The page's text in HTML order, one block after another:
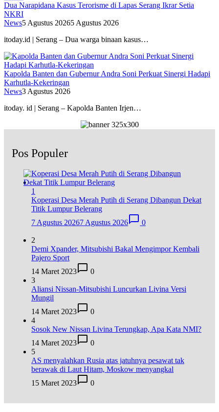
Dua Narapidana Kasus Terorisme di Lapas Serang Ikrar Setia
NKRI
News5 Agustus 20265 Agustus 2026
itoday.id | Serang – Dua warga binaan kasus…
Kapolda Banten dan Gubernur Andra Soni Perkuat Sinergi Hadapi
Karhutla-Kekeringan
News3 Agustus 2026
itoday. id | Serang – Kapolda Banten Irjen…
Pos Populer
1
Koperasi Desa Merah Putih di Serang Dibangun Dekat
Titik Lumpur Belerang
7 Agustus 20267 Agustus 2026 0
2
Demi Xpander, Mitsubishi Bakal Mengimpor Kembali
Pajero Sport
14 Maret 2023
0
3
Aliansi Nissan-Mitsubishi Luncurkan Livina Versi
Mungil
14 Maret 2023
0
4
Sosok New Nissan Livina Terungkap, Apa Kata NMI?
14 Maret 2023
0
5
AS menyalahkan Rusia atas jatuhnya pesawat tak
berawak di Laut Hitam, Moskow menyangkal
15 Maret 2023
0